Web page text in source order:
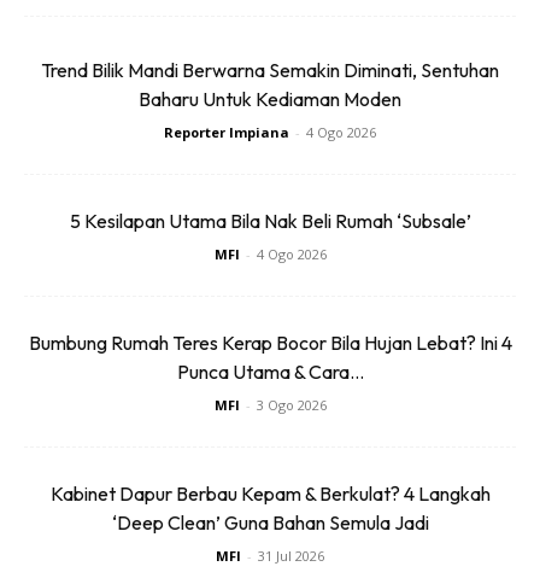
penonton berada dalam stadium, tetapi pelan Stadium
penontonnya yang duduk di belakang gol post. Walaupun
bermakna sentuhan asal klasikal- facadenya hilang
malahan Ianya juga turut disokong dengan besi pancang
Trend Bilik Mandi Berwarna Semakin Diminati, Sentuhan
Baharu Untuk Kediaman Moden
Reporter Impiana - 4 Ogo 2026
5 Kesilapan Utama Bila Nak Beli Rumah ‘Subsale’
MFI - 4 Ogo 2026
Bumbung Rumah Teres Kerap Bocor Bila Hujan Lebat? Ini 4
Punca Utama & Cara...
MFI - 3 Ogo 2026
Kabinet Dapur Berbau Kepam & Berkulat? 4 Langkah
‘Deep Clean’ Guna Bahan Semula Jadi
MFI - 31 Jul 2026